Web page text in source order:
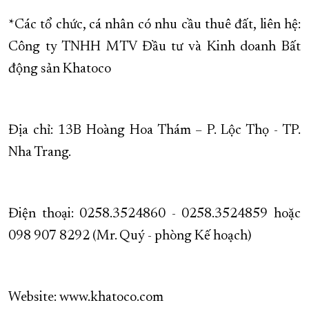
*Các tổ chức, cá nhân có nhu cầu thuê đất, liên hệ:
Công ty TNHH MTV Đầu tư và Kinh doanh Bất
động sản Khatoco
Địa chỉ: 13B Hoàng Hoa Thám – P. Lộc Thọ - TP.
Nha Trang.
Điện thoại: 0258.3524860 - 0258.3524859 hoặc
098 907 8292 (Mr. Quý - phòng Kế hoạch)
Website: www.khatoco.com